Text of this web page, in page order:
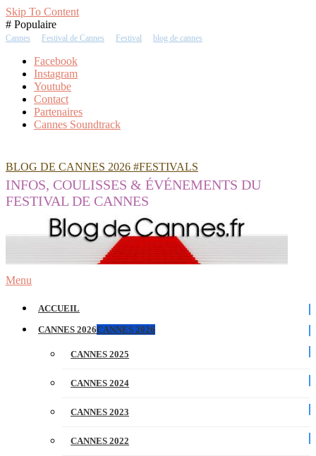
Skip To Content
# Populaire
Cannes Festival de Cannes Festival blog de cannes
Facebook
Instagram
Youtube
Contact
Partenaires
Cannes Soundtrack
BLOG DE CANNES 2026 #FESTIVALS
INFOS, COULISSES & ÉVÉNEMENTS DU
FESTIVAL DE CANNES
Menu
ACCUEIL
CANNES 2026CANNES 2026
CANNES 2025
CANNES 2024
CANNES 2023
CANNES 2022